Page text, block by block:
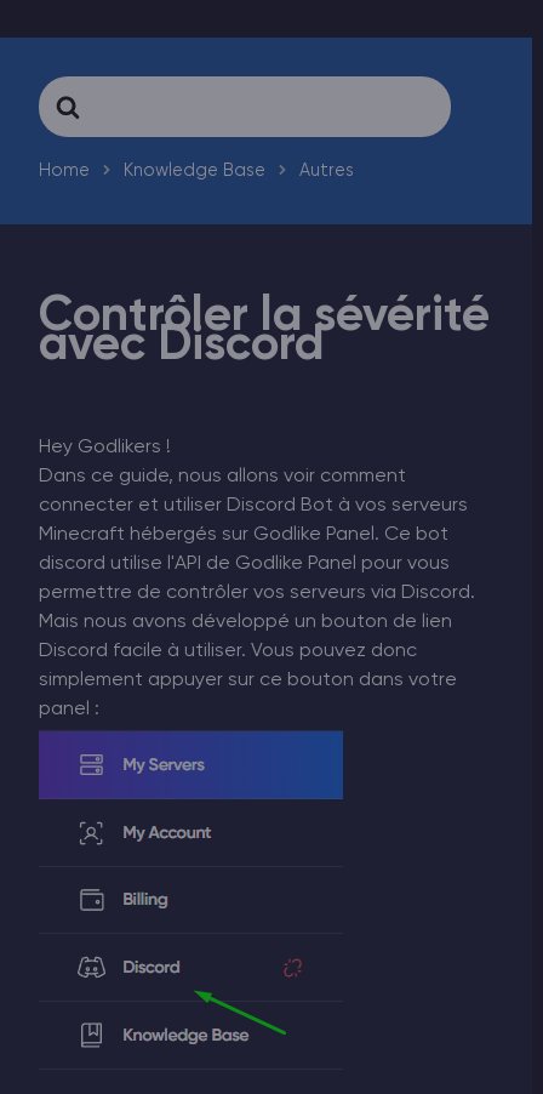
Search
For
Home Knowledge Base Autres
Contrôler la sévérité
avec Discord
Hey Godlikers !
Dans ce guide, nous allons voir comment
connecter et utiliser Discord Bot à vos serveurs
Minecraft hébergés sur Godlike Panel. Ce bot
discord utilise l'API de Godlike Panel pour vous
permettre de contrôler vos serveurs via Discord.
Mais nous avons développé un bouton de lien
Discord facile à utiliser. Vous pouvez donc
simplement appuyer sur ce bouton dans votre
panel :